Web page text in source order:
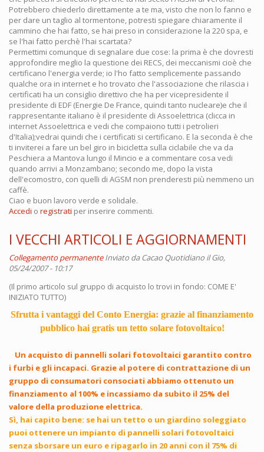
Potrebbero chiederlo direttamente a te ma, visto che non lo fanno e
per dare un taglio al tormentone, potresti spiegare chiaramente il
cammino che hai fatto, se hai preso in considerazione la 220 spa, e
se l'hai fatto perchè l'hai scartata?
Permettimi comunque di segnalare due cose: la prima è che dovresti
approfondire meglio la questione dei RECS, dei meccanismi cioè che
certificano l'energia verde; io l'ho fatto semplicemente passando
qualche ora in internet e ho trovato che l'associazione che rilascia i
certificati ha un consiglio direttivo che ha per vicepresidente il
presidente di EDF (Energie De France, quindi tanto nucleare)e che il
rappresentante italiano è il presidente di Assoelettrica (clicca in
internet Assoelettrica e vedi che compaiono tutti i petrolieri
d'Italia);vedrai quindi che i certificati si certificano. E la seconda è che
ti inviterei a fare un bel giro in bicicletta sulla ciclabile che va da
Peschiera a Mantova lungo il Mincio e a commentare cosa vedi
quando arrivi a Monzambano; secondo me, dopo la vista
dell'ecomostro, con quelli di AGSM non prenderesti più nemmeno un
caffè.
Ciao e buon lavoro verde e solidale.
Accedi o registrati per inserire commenti.
I VECCHI ARTICOLI E AGGIORNAMENTI
Collegamento permanente Inviato daCacao Quotidiano il Gio,
05/24/2007 - 10:17
(Il primo articolo sul gruppo di acquisto lo trovi in fondo: COME E'
INIZIATO TUTTO)
Sfrutta i vantaggi del Conto Energia: grazie al finanziamento
pubblico hai gratis un tetto solare fotovoltaico!
Un acquisto di pannelli solari fotovoltaici garantito contro
i furbi e gli incapaci. Grazie al potere di contrattazione di un
gruppo di consumatori consociati abbiamo ottenuto un
finanziamento al 100% e incassiamo da subito il 25% del
valore della produzione elettrica.
Sì, hai capito bene: se hai un tetto o un giardino soleggiato
puoi ottenere un impianto di pannelli solari fotovoltaici
senza sborsare un euro e ripagarlo in 20 anni con il 75% di